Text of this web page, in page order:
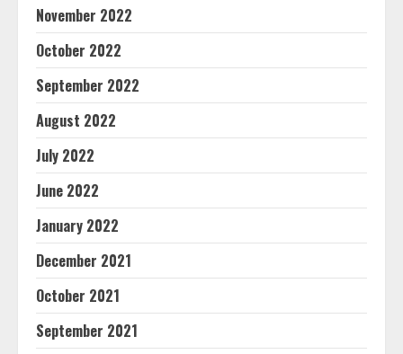
November 2022
October 2022
September 2022
August 2022
July 2022
June 2022
January 2022
December 2021
October 2021
September 2021